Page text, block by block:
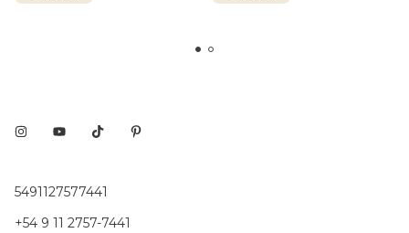
5491127577441
+54 9 11 2757-7441